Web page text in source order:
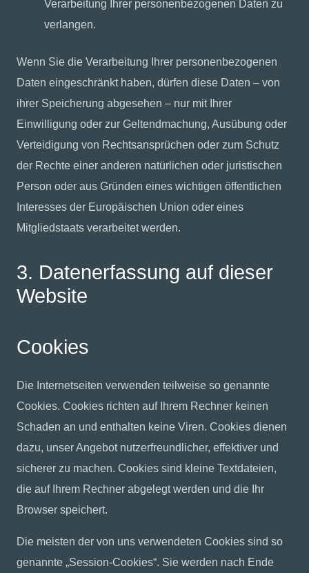
Verarbeitung Ihrer personenbezogenen Daten zu
verlangen.
Wenn Sie die Verarbeitung Ihrer personenbezogenen
Daten eingeschränkt haben, dürfen diese Daten – von
ihrer Speicherung abgesehen – nur mit Ihrer
Einwilligung oder zur Geltendmachung, Ausübung oder
Verteidigung von Rechtsansprüchen oder zum Schutz
der Rechte einer anderen natürlichen oder juristischen
Person oder aus Gründen eines wichtigen öffentlichen
Interesses der Europäischen Union oder eines
Mitgliedstaats verarbeitet werden.
3. Datenerfassung auf dieser
Website
Cookies
Die Internetseiten verwenden teilweise so genannte
Cookies. Cookies richten auf Ihrem Rechner keinen
Schaden an und enthalten keine Viren. Cookies dienen
dazu, unser Angebot nutzerfreundlicher, effektiver und
sicherer zu machen. Cookies sind kleine Textdateien,
die auf Ihrem Rechner abgelegt werden und die Ihr
Browser speichert.
Die meisten der von uns verwendeten Cookies sind so
genannte „Session-Cookies“. Sie werden nach Ende